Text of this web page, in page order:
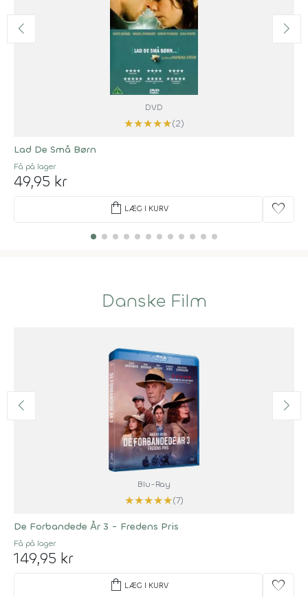
DVD
★★★★★(2)
Lad De Små Børn
Få på lager
49,95 kr
shopping_bag LÆG I KURV favorite
Danske Film
Blu-Ray
★★★★★(7)
De Forbandede År 3 - Fredens Pris
Få på lager
149,95 kr
shopping_bag LÆG I KURV favorite